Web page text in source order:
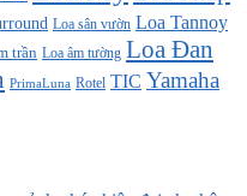
Loa sân vườn Loa Tannoy
trần Loa âm tường Loa Đan
PrimaLuna Rotel TIC Yamaha